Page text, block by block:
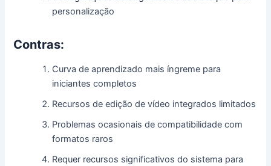
personalização
Contras:
Curva de aprendizado mais íngreme para
iniciantes completos
Recursos de edição de vídeo integrados limitados
Problemas ocasionais de compatibilidade com
formatos raros
Requer recursos significativos do sistema para